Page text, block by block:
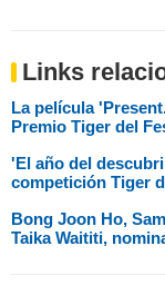
Links
La película
Premio Tiger del
'El año del
competición Tiger
Bong Joon Ho,
Taika Waititi,